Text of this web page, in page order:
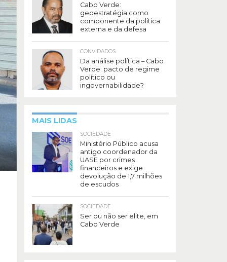
Cabo Verde:
geoestratégia como
componente da política
externa e da defesa
CONVIDADOS
Da análise política – Cabo
Verde: pacto de regime
político ou
ingovernabilidade?
MAIS LIDAS
SOCIEDADE
Ministério Público acusa
antigo coordenador da
UASE por crimes
financeiros e exige
devolução de 1,7 milhões
de escudos
SOCIEDADE
Ser ou não ser elite, em
Cabo Verde